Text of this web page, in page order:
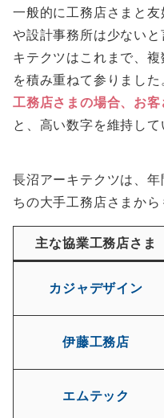
一般的に工務店さまと
や設計事務所は少ない
キテクツはこれまで、
を積み重ねて参りました
工務店さまの場合、お
と、高い数字を維持して
長沼アーキテクツは、
ちの大手工務店さまから
主な協業工務店さま
カジャデザイン
伊藤工務店
エムテック